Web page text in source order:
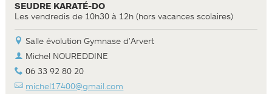
SEUDRE KARATÉ-DO
Les vendredis de 10h30 à 12h (hors vacances scolaires)
Salle évolution Gymnase d'Arvert
Michel NOUREDDINE
06 33 92 80 20
michel17400@gmail.com